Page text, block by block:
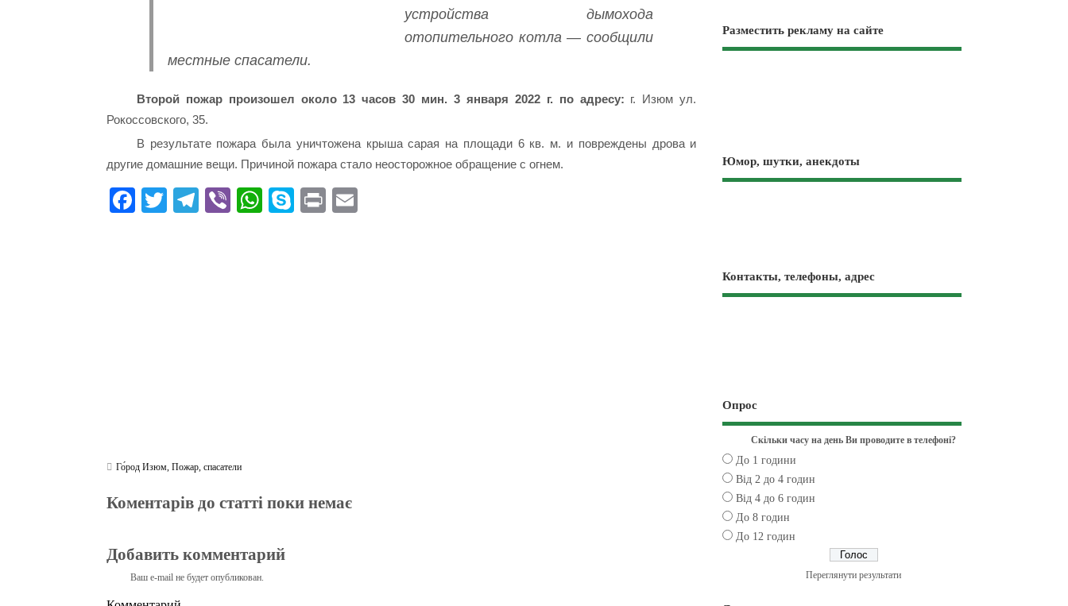
устройства дымохода
отопительного котла — сообщили
местные спасатели.
Второй пожар произошел около 13 часов 30 мин. 3 января 2022 г. по адресу: г. Изюм ул.
Рокоссовского, 35.
В результате пожара была уничтожена крыша сарая на площади 6 кв. м. и повреждены дрова и
другие домашние вещи. Причиной пожара стало неосторожное обращение с огнем.
Fa T
Te Vi
W
S
Pr
Го́род Изюм,Пожар,спасатели
Коментарів до статті поки немає
Добавить комментарий
Ваш e-mail не будет опубликован.
Разместить рекламу на сайте
Юмор, шутки, анекдоты
Контакты, телефоны, адрес
Опрос
Скільки часу на день Ви проводите в телефоні?
До 1 години
Від 2 до 4 годин
Від 4 до 6 годин
До 8 годин
До 12 годин
Переглянути результати